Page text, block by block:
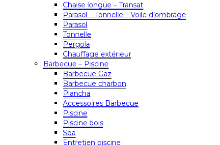
Chaise longue – Transat
Parasol – Tonnelle – Voile d’ombrage
Parasol
Tonnelle
Pergola
Chauffage extérieur
Barbecue – Piscine
Barbecue Gaz
Barbecue charbon
Plancha
Accessoires Barbecue
Piscine
Piscine bois
Spa
Entretien piscine